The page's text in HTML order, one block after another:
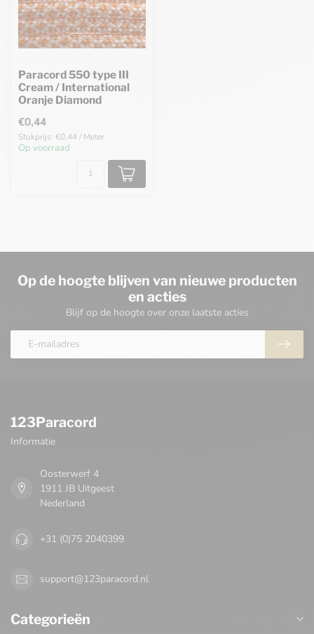
Paracord 550 type III
Cream / International
Oranje Diamond
€0,44
Stukprijs: €0,44 / Meter
Op voorraad
Op de hoogte blijven van nieuwe producten
en acties
Blijf op de hoogte over onze laatste acties
123Paracord
Informatie
Oosterwerf 4
1911 JB Uitgeest
Nederland
+31 (0)75 2040399
support@123paracord.nl
Categorieën